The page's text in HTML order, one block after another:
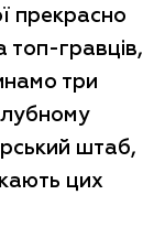
прекрасно
топ-гравців,
три
штаб,
цих